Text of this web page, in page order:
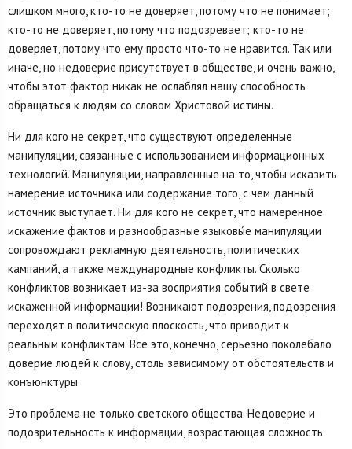
слишком много, кто-то не доверяет, потому что не понимает;
кто-то не доверяет, потому что подозревает; кто-то не
доверяет, потому что ему просто что-то не нравится. Так или
иначе, но недоверие присутствует в обществе, и очень важно,
чтобы этот фактор никак не ослаблял нашу способность
обращаться к людям со словом Христовой истины.
Ни для кого не секрет, что существуют определенные
манипуляции, связанные с использованием информационных
технологий. Манипуляции, направленные на то, чтобы исказить
намерение источника или содержание того, с чем данный
источник выступает. Ни для кого не секрет, что намеренное
искажение фактов и разнообразные языковы́е манипуляции
сопровождают рекламную деятельность, политических
кампаний, а также международные конфликты. Сколько
конфликтов возникает из-за восприятия событий в свете
искаженной информации! Возникают подозрения, подозрения
переходят в политическую плоскость, что приводит к
реальным конфликтам. Все это, конечно, серьезно поколебало
доверие людей к слову, столь зависимому от обстоятельств и
конъюнктуры.
Это проблема не только светского общества. Недоверие и
подозрительность к информации, возрастающая сложность